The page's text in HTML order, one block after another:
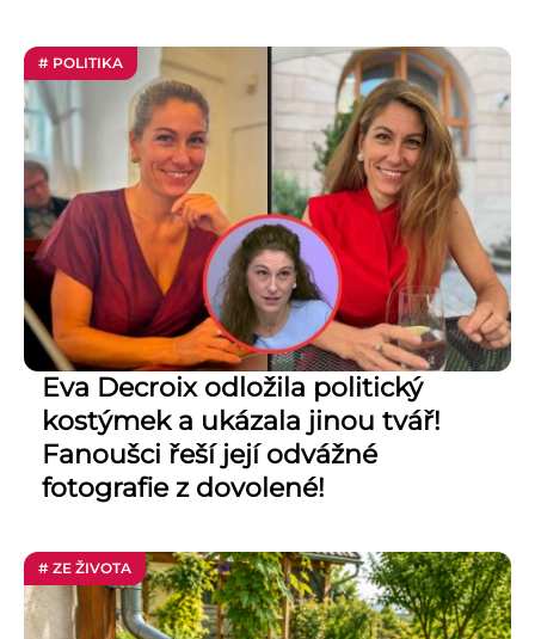
# POLITIKA
Eva Decroix odložila politický
kostýmek a ukázala jinou tvář!
Fanoušci řeší její odvážné
fotografie z dovolené!
# ZE ŽIVOTA